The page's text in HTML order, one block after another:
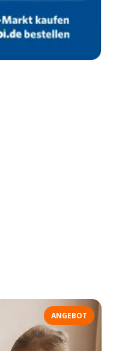
ANGEBOT